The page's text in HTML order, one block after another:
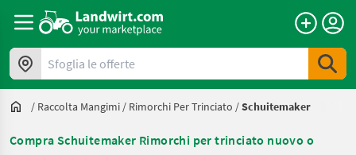
Sfoglia le offerte
/ Raccolta Mangimi / Rimorchi Per Trinciato /Schuitemaker
Compra Schuitemaker Rimorchi per trinciato nuovo o